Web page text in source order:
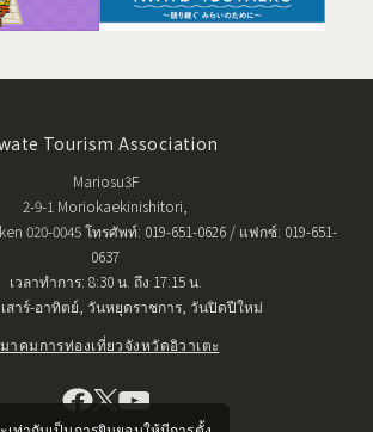
Tourism Association
Mariosu3F
2-9-1 Moriokaekinishitori,
020-0045 โทรศัพท์: 019-651-0626 / แฟกซ์: 019-651-
0637
เวลาทำการ: 8:30 น. ถึง 17:15 น.
สาร์-อาทิตย์, วันหยุดราชการ, วันปิดปีใหม่
าคมการท่องเที่ยวจังหวัดอิวาเตะ